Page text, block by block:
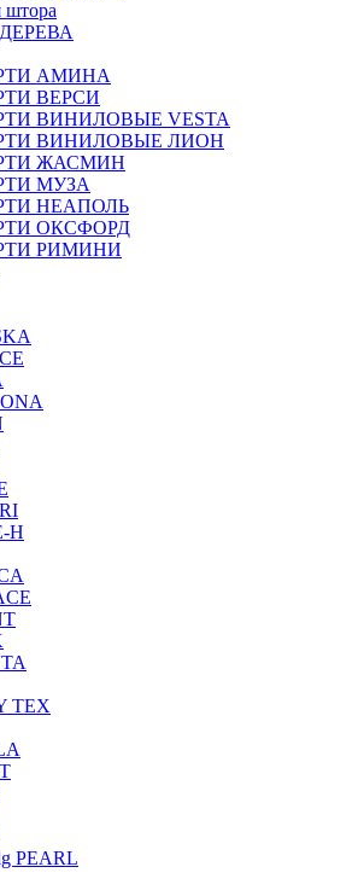
штора
АМИНА
ВЕРСИ
ВИНИЛОВЫЕ VESTA
ВИНИЛОВЫЕ ЛИОН
ЖАСМИН
МУЗА
НЕАПОЛЬ
ОКСФОРД
РИМИНИ
H
TEX
PEARL